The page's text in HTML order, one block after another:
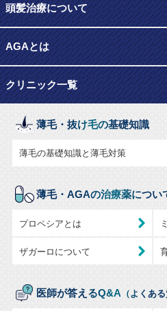
頭髪治療について
AGAとは
クリニック一覧
薄毛・抜け毛の基礎知識
薄毛の基礎知識と薄毛対策
薄毛・AGAの治療薬につい
プロペシアとは
ザガーロについて
医師が答えるQ&A（よくある